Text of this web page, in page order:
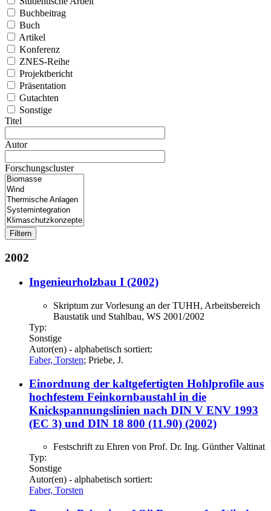
Buchbeitrag
Buch
Artikel
Konferenz
ZNES-Reihe
Projektbericht
Präsentation
Gutachten
Sonstige
Titel
Autor
Forschungscluster
2002
Ingenieurholzbau I (2002)
Skriptum zur Vorlesung an der TUHH, Arbeitsbereich
Baustatik und Stahlbau, WS 2001/2002
Typ:
Sonstige
Autor(en) - alphabetisch sortiert:
Faber, Torsten; Priebe, J.
Einordnung der kaltgefertigten Hohlprofile aus
hochfestem Feinkornbaustahl in die
Knickspannungslinien nach DIN V ENV 1993
(EC 3) und DIN 18 800 (11.90) (2002)
Festschrift zu Ehren von Prof. Dr. Ing. Günther Valtinat
Typ:
Sonstige
Autor(en) - alphabetisch sortiert:
Faber, Torsten